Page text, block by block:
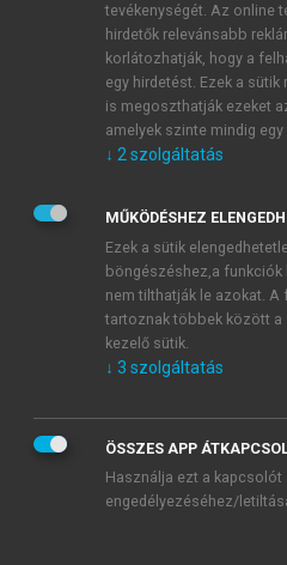
JELSZÓ ÚJRA
Kérek értesítést a MeRSZ
Kérek értesítést az Akadémiai
Adatkezelési
veszem és elfogadom.
Általános vásárlási
mersz.huoldalak
tudomásul veszem és
tevékenységét. Az online
hirdetők relevánsabb
korlátozhatják, hogy a
egy hirdetést. Ezek a sütik
is megoszthatják ezeket
amelyek szinte mindig
↓ 2 szolgáltatás
MŰKÖDÉSHEZ
Ezek a sütik
böngészéshez,a
nem tilthatják le azokat.
tartoznak többek között
kezelő sütik.
↓ 3 szolgáltatás
ÖSSZES APP
Használja ezt a
engedélyezéséhez/